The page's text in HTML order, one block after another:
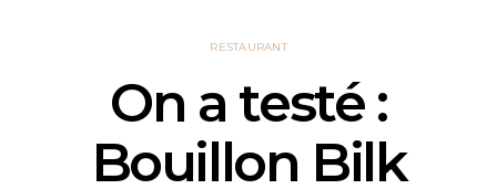
RESTAURANT
On a testé :
Bouillon Bilk